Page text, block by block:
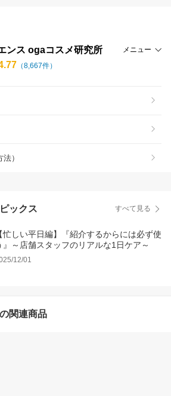
ンス ogaコスメ研究所 メニュー
（8,667件）
）
ックス すべて見る
【忙しい平日編】『紹介するからには必ず使
』～店舗スタッフのリアルな1日ケア～
12/01
関連商品